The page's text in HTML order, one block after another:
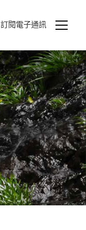
訂閱電子通訊